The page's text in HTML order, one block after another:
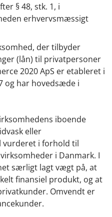
§ 48, stk. 1, i
erhvervsmæssigt
der tilbyder
(lån) til privatpersoner
2020 ApS er etableret i
og har hovedsæde i
iboende
eller
i forhold til
i Danmark. I
særligt lagt vægt på, at
finansiel produkt, og at
Omvendt er